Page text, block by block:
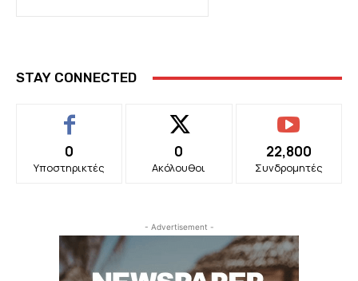
STAY CONNECTED
0
Υποστηρικτές
0
Ακόλουθοι
22,800
Συνδρομητές
- Advertisement -